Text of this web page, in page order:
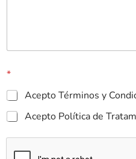
*
Acepto Términos y
Acepto Política de